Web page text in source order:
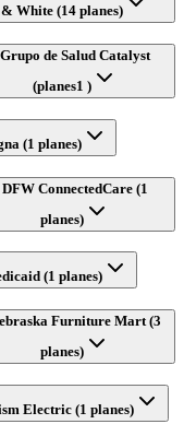
& White (14 planes)
Grupo de Salud Catalyst
(planes1 )
(1 planes)
DFW ConnectedCare (1
planes)
(1 planes)
Furniture Mart (3
planes)
Electric (1 planes)